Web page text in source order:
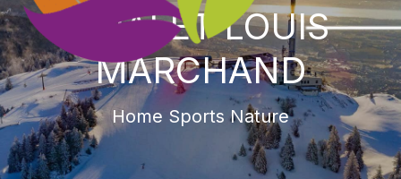
CHALET LOUIS
MARCHAND
Home Sports Nature